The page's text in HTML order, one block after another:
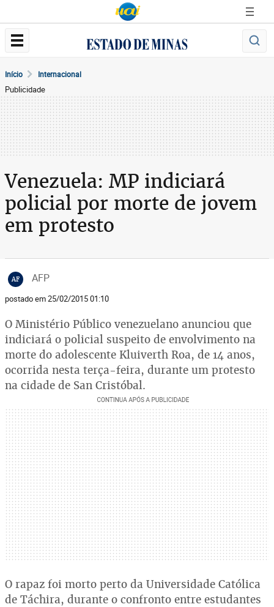
Início Internacional
Publicidade
Venezuela: MP indiciará
policial por morte de jovem
em protesto
AF AFP
postado em 25/02/2015 01:10
O Ministério Público venezuelano anunciou que
indiciará o policial suspeito de envolvimento na
morte do adolescente Kluiverth Roa, de 14 anos,
ocorrida nesta terça-feira, durante um protesto
na cidade de San Cristóbal.
O rapaz foi morto perto da Universidade Católica
de Táchira, durante o confronto entre estudantes